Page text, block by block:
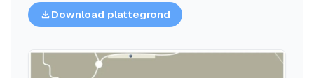
Download plattegrond